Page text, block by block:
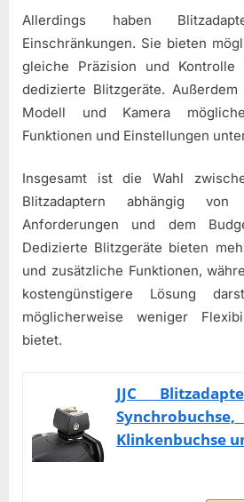
Allerdings haben
Einschränkungen. Sie bieten
gleiche Präzision und
dedizierte Blitzgeräte.
Modell und Kamera
Funktionen und Einstellungen
Insgesamt ist die Wahl
Blitzadaptern abhängig von
Anforderungen und dem
Dedizierte Blitzgeräte bieten
und zusätzliche Funktionen,
kostengünstigere Lösung
möglicherweise weniger
bietet.
JJC
Klinkenbuchse